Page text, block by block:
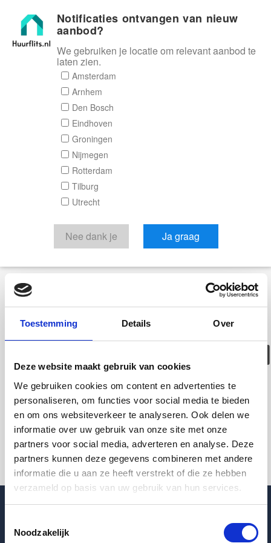
Toestemming Details Over
Deze website maakt gebruik van cookies
We gebruiken cookies om content en advertenties te
personaliseren, om functies voor social media te bieden
en om ons websiteverkeer te analyseren. Ook delen we
informatie over uw gebruik van onze site met onze
partners voor social media, adverteren en analyse. Deze
partners kunnen deze gegevens combineren met andere
informatie die u aan ze heeft verstrekt of die ze hebben
verzameld op basis van uw gebruik van hun services.
Noodzakelijk
Huurflits
Deze woning is
helaas
verhuurd/verwijderd
Pagina niet gevonden
Terug naar woningoverzicht
Blogpost
Notificaties ontvangen van nieuw
aanbod?
We gebruiken je locatie om relevant aanbod te
laten zien.
Amsterdam
Arnhem
Den Bosch
Eindhoven
Groningen
Nijmegen
Rotterdam
Tilburg
Utrecht
Nee dank je Ja graag